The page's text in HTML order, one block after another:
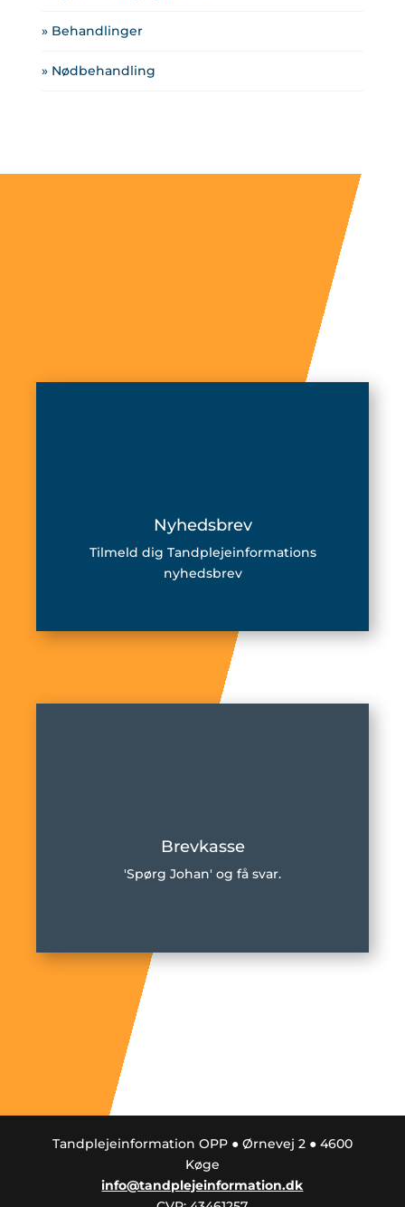
» Behandlinger
» Nødbehandling
Nyhedsbrev
Tilmeld dig Tandplejeinformations
nyhedsbrev
Brevkasse
'Spørg Johan' og få svar.
Tandplejeinformation OPP ● Ørnevej 2 ● 4600
Køge
info@tandplejeinformation.dk